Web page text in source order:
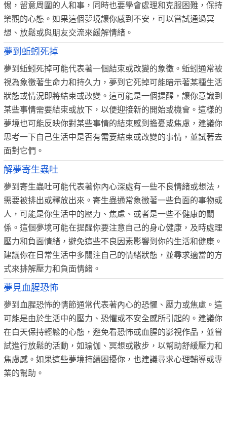
惕，留意周圍的人和事，同時也要學會處理和克服困難，保持
樂觀的心態。如果這個夢境讓你感到不安，可以嘗試通過冥
想、放鬆或與朋友交流來緩解情緒。
夢到蚯蚓死掉
夢到蚯蚓死掉可能代表著一個結束或改變的象徵。蚯蚓通常被
視為象徵著生命力和持久力，夢到它死掉可能暗示著某種生活
狀態或情況即將結束或改變。這可能是一個提醒，讓你意識到
某些事情需要結束或放下，以便迎接新的開始或機會。這樣的
夢境也可能反映你對某些事情的結束感到擔憂或焦慮，建議你
思考一下自己生活中是否有需要結束或改變的事情，並試著去
面對它們。
解夢寄生蟲吐
夢到寄生蟲吐可能代表著你內心深處有一些不良情緒或想法，
需要被排出或釋放出來。寄生蟲通常象徵著一些負面的事物或
人，可能是你生活中的壓力、焦慮、或者是一些不健康的關
係。這個夢境可能在提醒你要注意自己的身心健康，及時處理
壓力和負面情緒，避免這些不良因素影響到你的生活和健康。
建議你在日常生活中多關注自己的情緒狀態，並尋求適當的方
式來排解壓力和負面情緒。
夢見血腥恐怖
夢到血腥恐怖的情節通常代表著內心的恐懼、壓力或焦慮。這
可能是由於生活中的壓力、恐懼或不安全感所引起的。建議你
在白天保持輕鬆的心態，避免看恐怖或血腥的影視作品，並嘗
試進行放鬆的活動，如瑜伽、冥想或散步，以幫助舒緩壓力和
焦慮感。如果這些夢境持續困擾你，也建議尋求心理輔導或專
業的幫助。